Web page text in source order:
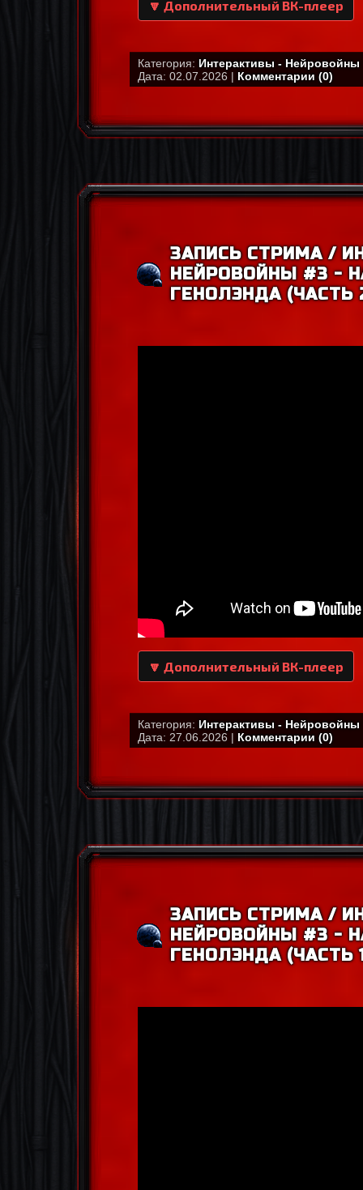
🔽 Дополнительный ВК-плеер
Категория: Интерактивы - Нейровойны
Дата: 02.07.2026 | Комментарии (0)
ЗАПИСЬ СТРИМА /
НЕЙРОВОЙНЫ #3 -
ГЕНОЛЭНДА (ЧАСТЬ
🔽 Дополнительный ВК-плеер
Категория: Интерактивы - Нейровойны
Дата: 27.06.2026 | Комментарии (0)
ЗАПИСЬ СТРИМА /
НЕЙРОВОЙНЫ #3 -
ГЕНОЛЭНДА (ЧАСТЬ